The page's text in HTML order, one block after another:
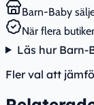
Barn-Baby
När flera
Läs hur Barn-
Fler val att